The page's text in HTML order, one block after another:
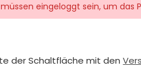
müssen eingeloggt sein, um das
der Schaltfläche mit den